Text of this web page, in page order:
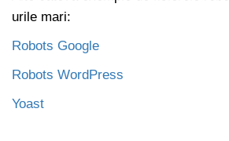
urile mari:
Robots Google
Robots WordPress
Yoast